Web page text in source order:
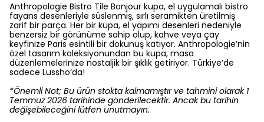
Anthropologie Bistro Tile Bonjour kupa, el uygulamalı bistro
fayans desenleriyle süslenmiş, sırlı seramikten üretilmiş
zarif bir parça. Her bir kupa, el yapımı desenleri nedeniyle
benzersiz bir görünüme sahip olup, kahve veya çay
keyfinize Paris esintili bir dokunuş katıyor. Anthropologie’nin
özel tasarım koleksiyonundan bu kupa, masa
düzenlemelerinize nostaljik bir şıklık getiriyor. Türkiye’de
sadece Lussho’da!
*Önemli Not; Bu ürün stokta kalmamıştır ve tahmini olarak 1
Temmuz 2026 tarihinde gönderilecektir. Ancak bu tarihin
değişebileceğini lütfen unutmayın.